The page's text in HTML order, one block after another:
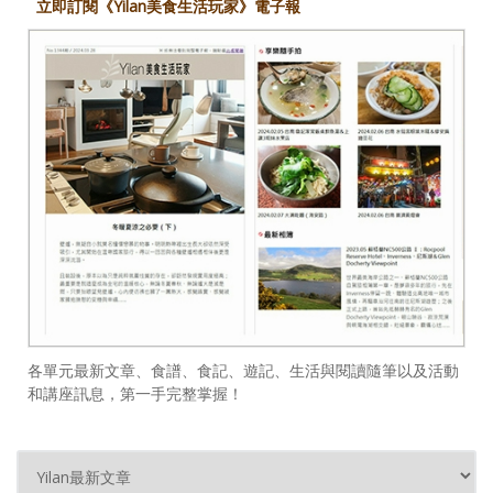
立即訂閱《Yilan美食生活玩家》電子報
各單元最新文章、食譜、食記、遊記、生活與閱讀隨筆以及活動
和講座訊息，第一手完整掌握！